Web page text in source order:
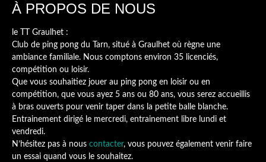
À PROPOS DE NOUS
le TT Graulhet :
Club de ping pong du Tarn, situé à Graulhet où règne une
ambiance familiale. Nous comptons environ 35 licenciés,
compétition ou loisir.
Que vous souhaitiez jouer au ping pong en loisir ou en
compétition, que vous ayez 5 ans ou 80 ans, vous serez accueillis
à bras ouverts pour venir taper dans la petite balle blanche.
Entrainement dirigé le mercredi, entrainement libre lundi et
vendredi.
N’hésitez pas à nous contacter, vous pouvez également venir faire
un essai quand vous le souhaitez.